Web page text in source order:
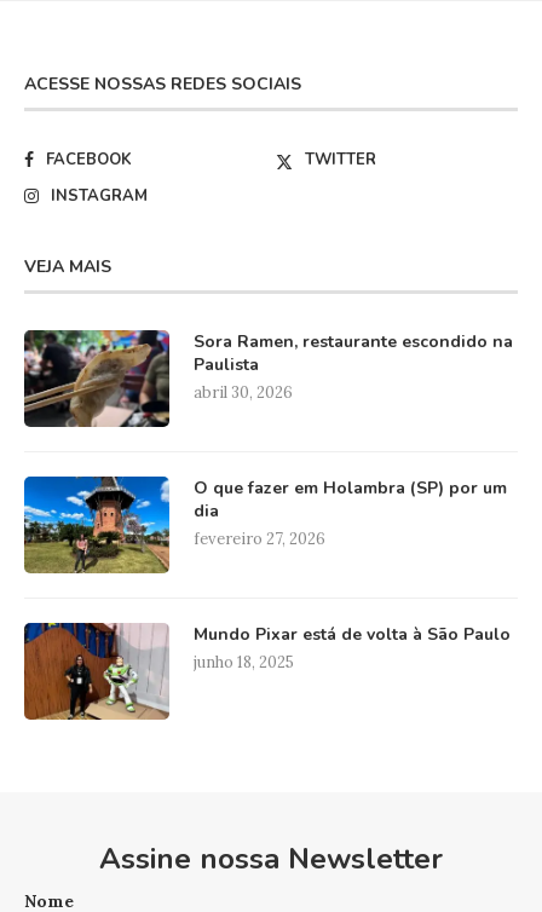
ACESSE NOSSAS REDES SOCIAIS
FACEBOOK
TWITTER
INSTAGRAM
VEJA MAIS
Sora Ramen, restaurante escondido na
Paulista
abril 30, 2026
O que fazer em Holambra (SP) por um
dia
fevereiro 27, 2026
Mundo Pixar está de volta à São Paulo
junho 18, 2025
Assine nossa Newsletter
Nome